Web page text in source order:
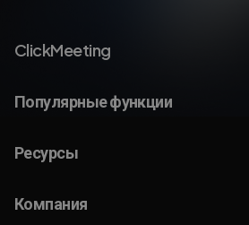
ClickMeeting
Популярные функции
Ресурсы
Компания